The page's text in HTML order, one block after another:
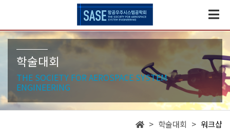
학술대회
THE SOCIETY FOR AEROSPACE SYSTEM
ENGINEERING
> 학술대회 > 워크샵